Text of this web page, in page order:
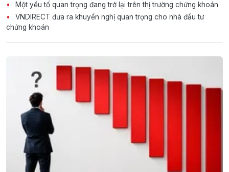
Một yếu tố quan trọng đang trở lại trên thị trường chứng khoán
VNDIRECT đưa ra khuyến nghị quan trọng cho nhà đầu tư
chứng khoán